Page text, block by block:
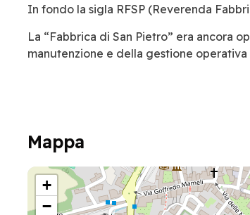
In fondo la sigla RFSP (Reverenda
La “Fabbrica di San Pietro” era ancora
manutenzione e della gestione operativa
Mappa
+
−